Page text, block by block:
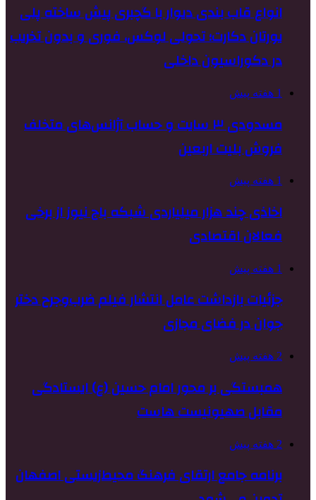
انواع قاب بندی دیوار با گچبری پیش ساخته پلی
یورتان دکارت؛ تحولی لوکس، فوری و بدون تخریب
در دکوراسیون داخلی
1 هفته پیش
مسدودی ۳ سایت و حساب آژانس‌های متخلف
فروش بلیت اربعین
1 هفته پیش
اخاذی چند هزار میلیاردی شبکه باج نیوز از برخی
فعالان اقتصادی
1 هفته پیش
جزئیات بازداشت عامل انتشار فیلم ضرب‌وجرح دختر
جوان در فضای مجازی
2 هفته پیش
همبستگی بر محور امام حسین (ع) ایستادگی
مقابل صهیونیست هاست
2 هفته پیش
برنامه جامع ارتقای فرهنگ محیط‌زیستی اصفهان